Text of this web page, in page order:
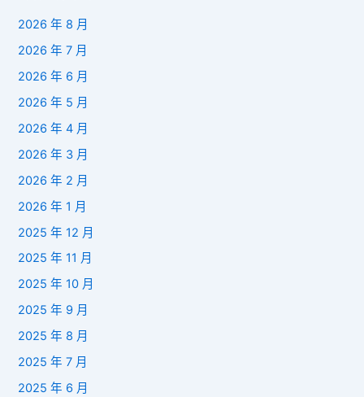
2026 年 8 月
2026 年 7 月
2026 年 6 月
2026 年 5 月
2026 年 4 月
2026 年 3 月
2026 年 2 月
2026 年 1 月
2025 年 12 月
2025 年 11 月
2025 年 10 月
2025 年 9 月
2025 年 8 月
2025 年 7 月
2025 年 6 月